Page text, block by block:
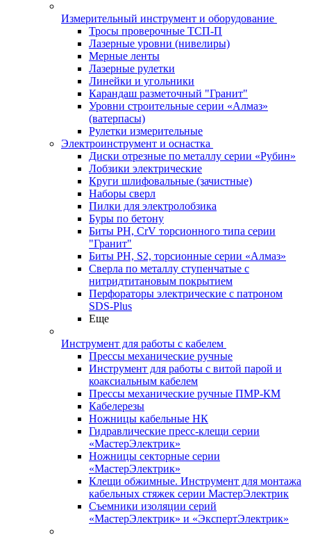
Измерительный инструмент и оборудование
Тросы проверочные ТСП-П
Лазерные уровни (нивелиры)
Мерные ленты
Лазерные рулетки
Линейки и угольники
Карандаш разметочный "Гранит"
Уровни строительные серии «Алмаз»
(ватерпасы)
Рулетки измерительные
Электроинструмент и оснастка
Диски отрезные по металлу серии «Рубин»
Лобзики электрические
Круги шлифовальные (зачистные)
Наборы сверл
Пилки для электролобзика
Буры по бетону
Биты PH, CrV торсионного типа серии
"Гранит"
Биты PH, S2, торсионные серии «Алмаз»
Сверла по металлу ступенчатые с
нитридтитановым покрытием
Перфораторы электрические с патроном
SDS-Plus
Еще
Инструмент для работы с кабелем
Прессы механические ручные
Инструмент для работы с витой парой и
коаксиальным кабелем
Прессы механические ручные ПМР-КМ
Кабелерезы
Ножницы кабельные НК
Гидравлические пресс-клещи серии
«МастерЭлектрик»
Ножницы секторные серии
«МастерЭлектрик»
Клещи обжимные. Инструмент для монтажа
кабельных стяжек серии МастерЭлектрик
Съемники изоляции серий
«МастерЭлектрик» и «ЭкспертЭлектрик»